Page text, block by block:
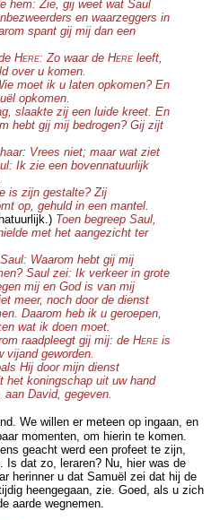
hem: Zie, gij weet wat Saul
en waarzeggers in
spant gij mij dan een
HERE: Zo waar de HERE leeft,
over u komen.
moet ik u laten opkomen? En
opkomen.
slaakte zij een luide kreet. En
hebt gij mij bedrogen? Gij zijt
Vrees niet; maar wat ziet
Ik zie een bovennatuurlijk
is zijn gestalte? Zij
op, gehuld in een mantel.
Toen begreep Saul,
met het aangezicht ter
Waarom hebt gij mij
Saul zei: Ik verkeer in grote
mij en God is van mij
meer, noch door de dienst
Daarom heb ik u geroepen,
wat ik doen moet.
raadpleegt gij mij: de HERE is
vijand geworden.
Hij door mijn dienst
het koningschap uit uw hand
David, gegeven.
We willen er meteen op ingaan, en
momenten, om hierin te komen.
geacht werd een profeet te zijn,
Is dat zo, leraren? Nu, hier was de
herinner u dat Samuël zei dat hij de
heengegaan, zie. Goed, als u zich
aarde wegnemen.